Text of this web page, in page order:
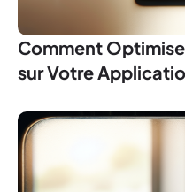
Comment
sur Votre